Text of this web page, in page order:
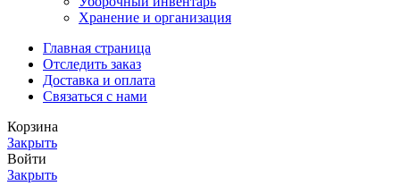
Хранение и организация
Главная страница
Отследить заказ
Доставка и оплата
Связаться с нами
Корзина
Закрыть
Войти
Закрыть